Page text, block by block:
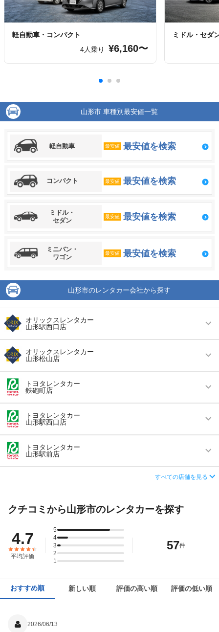
軽自動車・コンパクト
4人乗り
¥6,160〜
ミドル・セダ
山形市 車種別最安値一覧
軽自動車 最安値 最安値を検索
コンパクト 最安値 最安値を検索
ミドル・
セダン
最安値 最安値を検索
ミニバン・
ワゴン
最安値 最安値を検索
山形市のレンタカー会社から探す
オリックスレンタカー
山形駅西口店
営業時間 毎日 08:00 ～ 20:00
アクセス 山形駅より徒歩で約5分（送迎なし）
住所 山形市城南町１－２－６
この店舗でレンタカーを探す
オリックスレンタカー
山形松山店
営業時間 毎日 08:00 ～ 19:00
アクセス
住所 山形市松山３丁目１１－１１
この店舗でレンタカーを探す
トヨタレンタカー
鉄砲町店
営業時間 毎日 08:00 ～ 18:00
アクセス 山形駅より車で約5分（送迎なし）
住所 山形県山形市鉄砲町2-14-27
トヨタレンタカー
山形駅西口店
営業時間 毎日 08:00 ～ 18:00
アクセス 山形駅より徒歩で約1分（送迎なし）
山形県山形市双葉町1丁目3番11号
トヨタレンタカー
山形駅前店
住所 山形県山形市香澄町3-1-1
この店舗でレンタカーを探す
すべての店舗を見る
クチコミから山形市のレンタカーを探す
4.7
平均評価
5
4
3
2
1
57件
おすすめ順 新しい順 評価の高い順 評価の低い順
2026/06/13